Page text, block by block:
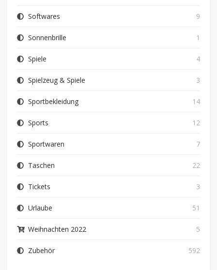
Softwares 9
Sonnenbrille 1
Spiele 4
Spielzeug & Spiele 3
Sportbekleidung 14
Sports 12
Sportwaren 7
Taschen 22
Tickets 3
Urlaube 51
Weihnachten 2022 5
Zubehör 592